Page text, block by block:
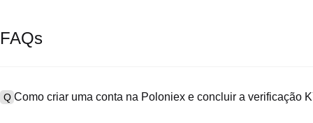
FAQs
Q Como criar uma conta na Poloniex e concluir a verificação